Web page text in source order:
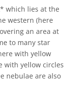
which lies at the
western (here
an area at
to many star
with yellow
with yellow circles
nebulae are also